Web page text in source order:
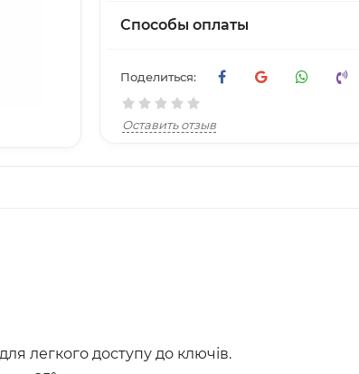
Способы оплаты
Поделиться:
Оставить отзыв
легкого доступу до ключів.